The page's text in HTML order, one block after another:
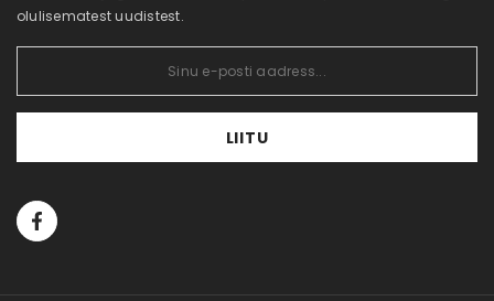
olulisematest uudistest.
LIITU